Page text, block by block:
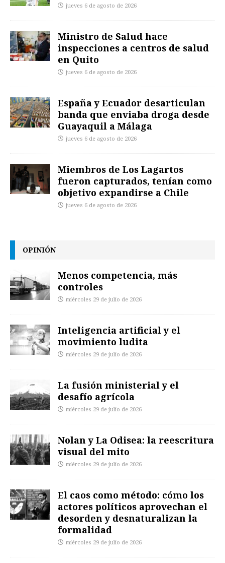
jueves 6 de agosto de 2026
Ministro de Salud hace
inspecciones a centros de salud
en Quito
jueves 6 de agosto de 2026
España y Ecuador desarticulan
banda que enviaba droga desde
Guayaquil a Málaga
jueves 6 de agosto de 2026
Miembros de Los Lagartos
fueron capturados, tenían como
objetivo expandirse a Chile
jueves 6 de agosto de 2026
OPINIÓN
Menos competencia, más
controles
miércoles 29 de julio de 2026
Inteligencia artificial y el
movimiento ludita
miércoles 29 de julio de 2026
La fusión ministerial y el
desafío agrícola
miércoles 29 de julio de 2026
Nolan y La Odisea: la reescritura
visual del mito
miércoles 29 de julio de 2026
El caos como método: cómo los
actores políticos aprovechan el
desorden y desnaturalizan la
formalidad
miércoles 29 de julio de 2026